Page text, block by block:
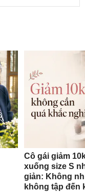
Cô gái giảm
xuống size S
giản: Không
không tập đến